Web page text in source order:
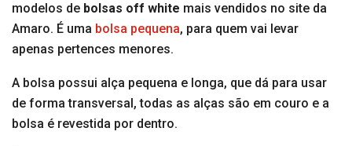
modelos de bolsas off white mais vendidos no site da
Amaro. É uma bolsa pequena, para quem vai levar
apenas pertences menores.
A bolsa possui alça pequena e longa, que dá para usar
de forma transversal, todas as alças são em couro e a
bolsa é revestida por dentro.